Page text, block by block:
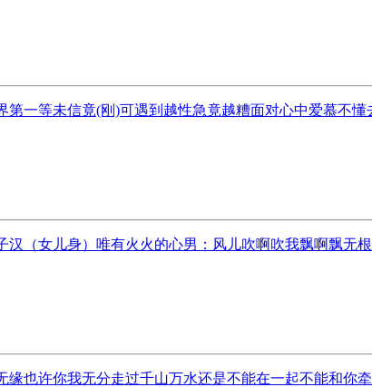
一等未信竟(刚)可遇到越性急竟越糟面对心中爱慕不
（女儿身）唯有火火的心男：风儿吹啊吹我飘啊飘无
也许你我无分走过千山万水还是不能在一起不能和你